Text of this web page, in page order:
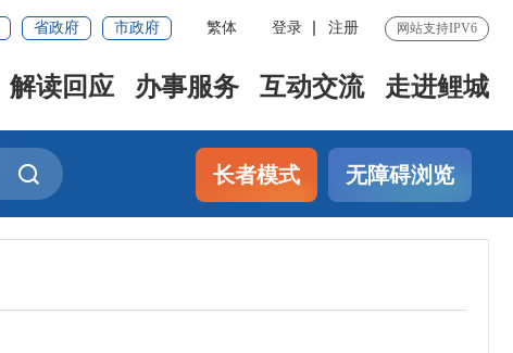
省政府 市政府 繁体 登录 注册 网站支持IPV6
解读回应 办事服务 互动交流 走进鲤城
长者模式 无障碍浏览